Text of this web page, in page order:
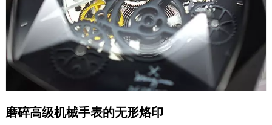
磨碎高级机械手表的无形烙印